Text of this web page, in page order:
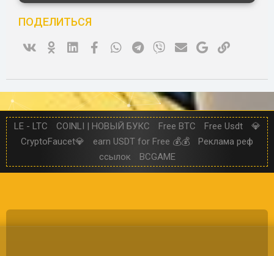
ПОДЕЛИТЬСЯ
Ok Linked InFacebookWhatsAppTelegram
Viber Электронная почта
Google
LE - LTC COINLI | НОВЫЙ БУКС Free BTC Free Usdt
💎
CryptoFaucet💎
earn USDT for Free 💰💰
Реклама реф
ссылок
BCGAME